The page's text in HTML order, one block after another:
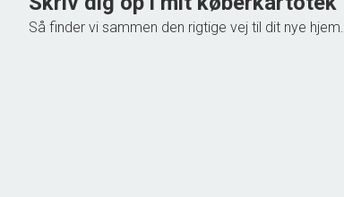
Så finder vi sammen den rigtige vej til dit nye hjem.